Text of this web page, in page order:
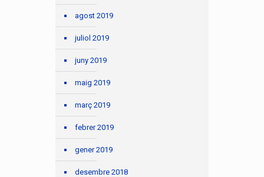
agost 2019
juliol 2019
juny 2019
maig 2019
març 2019
febrer 2019
gener 2019
desembre 2018